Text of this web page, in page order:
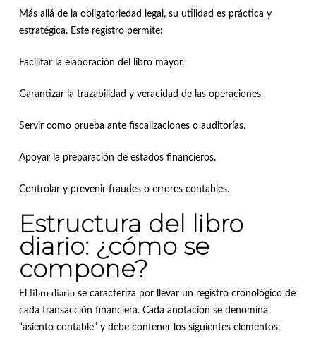
Más allá de la obligatoriedad legal, su utilidad es práctica y
estratégica. Este registro permite:
Facilitar la elaboración del libro mayor.
Garantizar la trazabilidad y veracidad de las operaciones.
Servir como prueba ante fiscalizaciones o auditorías.
Apoyar la preparación de estados financieros.
Controlar y prevenir fraudes o errores contables.
Estructura del libro
diario: ¿cómo se
compone?
El libro diariose caracteriza por llevar un registro cronológico de
cada transacción financiera. Cada anotación se denomina
“asiento contable” y debe contener los siguientes elementos: